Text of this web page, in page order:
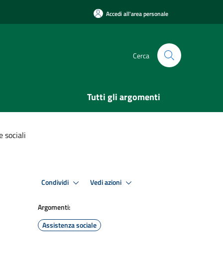
Accedi all'area personale
Cerca
Tutti gli argomenti
sociali
Condividi Vedi azioni
Argomenti:
Assistenza sociale